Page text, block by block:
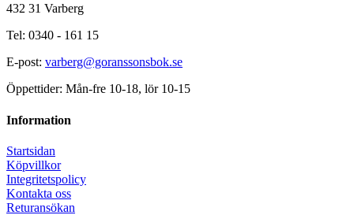
432 31 Varberg
Tel: 0340 - 161 15
E-post: varberg@goranssonsbok.se
Öppettider: Mån-fre 10-18, lör 10-15
Information
Startsidan
Köpvillkor
Integritetspolicy
Kontakta oss
Returansökan